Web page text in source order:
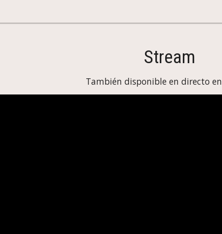
Stream
También disponible en directo en